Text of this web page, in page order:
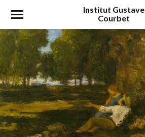
Institut Gustave
Courbet